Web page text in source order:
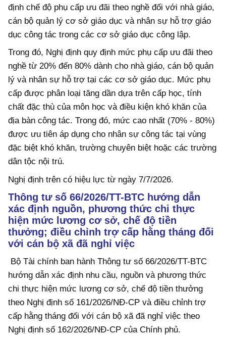
định chế độ phụ cấp ưu đãi theo nghề đối với nhà giáo,
cán bộ quản lý cơ sở giáo dục và nhân sự hỗ trợ giáo
dục công tác trong các cơ sở giáo dục công lập.
Trong đó, Nghị định quy định mức phụ cấp ưu đãi theo
nghề từ 20% đến 80% dành cho nhà giáo, cán bộ quản
lý và nhân sự hỗ trợ tại các cơ sở giáo dục. Mức phụ
cấp được phân loại tăng dần dựa trên cấp học, tính
chất đặc thù của môn học và điều kiện khó khăn của
địa bàn công tác. Trong đó, mức cao nhất (70% - 80%)
được ưu tiên áp dụng cho nhân sự công tác tại vùng
đặc biệt khó khăn, trường chuyên biệt hoặc các trường
dân tộc nội trú.
Nghị định trên có hiệu lực từ ngày 7/7/2026.
Thông tư số 66/2026/TT-BTC hướng dẫn
xác định nguồn, phương thức chi thực
hiện mức lương cơ sở, chế độ tiền
thưởng; điều chỉnh trợ cấp hằng tháng đối
với cán bộ xã đã nghỉ việc
Bộ Tài chính ban hành Thông tư số 66/2026/TT-BTC
hướng dẫn xác định nhu cầu, nguồn và phương thức
chi thực hiện mức lương cơ sở, chế độ tiền thưởng
theo Nghị định số 161/2026/NĐ-CP và điều chỉnh trợ
cấp hằng tháng đối với cán bộ xã đã nghỉ việc theo
Nghị định số 162/2026/NĐ-CP của Chính phủ.